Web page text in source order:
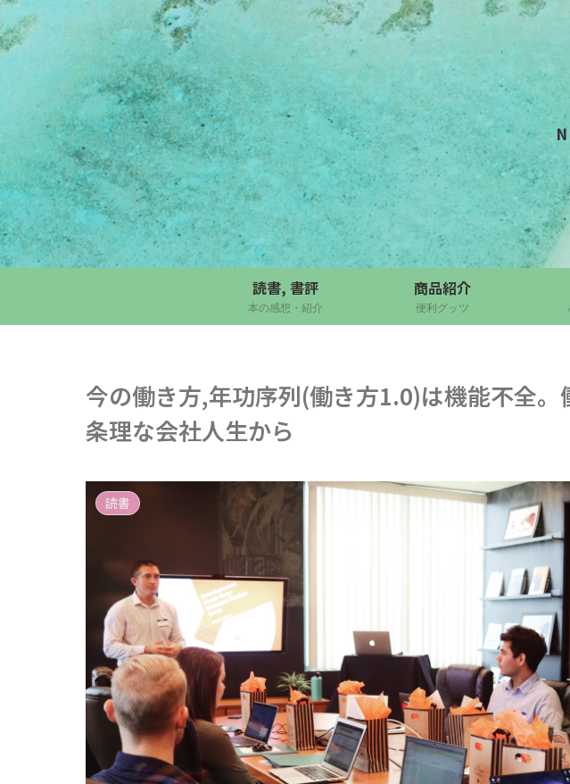
読書, 書評
本の感想・紹介
商品紹介
便利グッツ
今の働き方,年功序列(働き方1.0)は機能不全
条理な会社人生から
読書